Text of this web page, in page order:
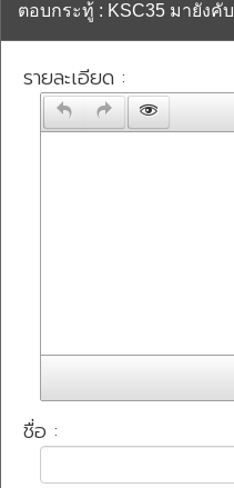
ตอบกระทู้ : KSC35 มายังคับ
รายละเอียด :
ชื่อ :